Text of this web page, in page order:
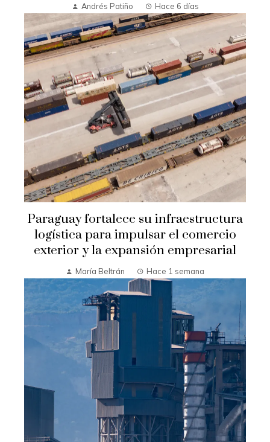
Andrés Patiño Hace 6 días
Paraguay fortalece su infraestructura
logística para impulsar el comercio
exterior y la expansión empresarial
María Beltrán Hace 1 semana